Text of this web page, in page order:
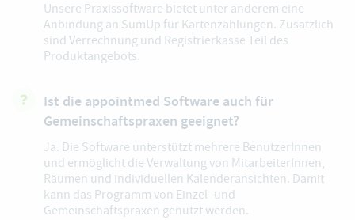
Unsere Praxissoftware bietet unter anderem eine
Anbindung an SumUp für Kartenzahlungen. Zusätzlich
sind Verrechnung und Registrierkasse Teil des
Produktangebots.
Ist die appointmed Software auch für
Gemeinschaftspraxen geeignet?
Ja. Die Software unterstützt mehrere BenutzerInnen
und ermöglicht die Verwaltung von MitarbeiterInnen,
Räumen und individuellen Kalenderansichten. Damit
kann das Programm von Einzel- und
Gemeinschaftspraxen genutzt werden.